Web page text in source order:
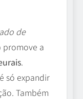
de
promove a
.
só expandir
Também